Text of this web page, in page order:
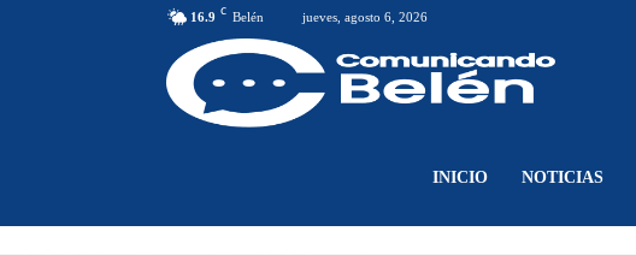
16.9 C Belén jueves, agosto 6, 2026
Belén
INICIO NOTICIAS